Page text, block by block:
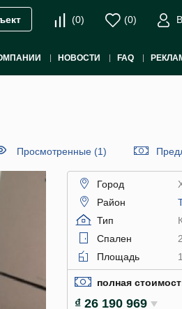
(0) (0)
НОВОСТИ FAQ
Просмотренные (1)
Город
Район
Тип
Спален
2
Площадь
полная
₫ 26 190 969